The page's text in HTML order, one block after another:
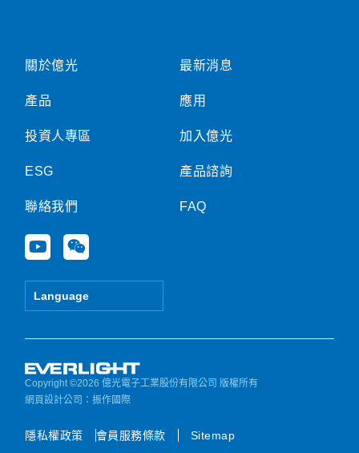
關於億光
產品
投資人專區
ESG
聯絡我們
Y
o
u
e
W
e
i
Language
最新消息
應用
加入億光
產品諮詢
FAQ
Copyright ©2026 億光電子工業股份有限公司 版權所有
網頁設計公司 ：振作國際
隱私權政策 會員服務條款 Sitemap